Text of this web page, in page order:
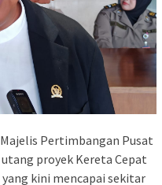
Pertimbangan Pusat
proyek Kereta Cepat
kini mencapai sekitar